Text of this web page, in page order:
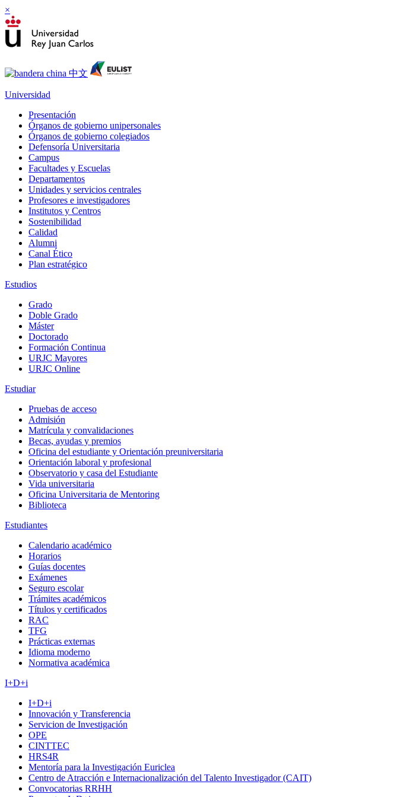
×
Universidad
Presentación
Órganos de gobierno unipersonales
Órganos de gobierno colegiados
Defensoría Universitaria
Campus
Facultades y Escuelas
Departamentos
Unidades y servicios centrales
Profesores e investigadores
Institutos y Centros
Sostenibilidad
Calidad
Alumni
Canal Ético
Plan estratégico
Estudios
Grado
Doble Grado
Máster
Doctorado
Formación Continua
URJC Mayores
URJC Online
Estudiar
Pruebas de acceso
Admisión
Matrícula y convalidaciones
Becas, ayudas y premios
Oficina del estudiante y Orientación preuniversitaria
Orientación laboral y profesional
Observatorio y casa del Estudiante
Vida universitaria
Oficina Universitaria de Mentoring
Biblioteca
Estudiantes
Calendario académico
Horarios
Guías docentes
Exámenes
Seguro escolar
Trámites académicos
Títulos y certificados
RAC
TFG
Prácticas externas
Idioma moderno
Normativa académica
I+D+i
I+D+i
Innovación y Transferencia
Servicion de Investigación
OPE
CINTTEC
HRS4R
Mentoría para la Investigación Euriclea
Centro de Atracción e Internacionalización del Talento Investigador (CAIT)
Convocatorias RRHH